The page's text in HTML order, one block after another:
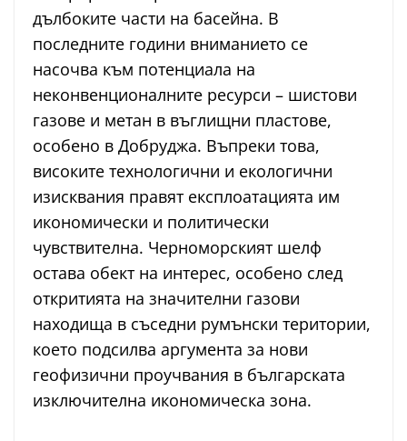
дълбоките части на басейна. В
последните години вниманието се
насочва към потенциала на
неконвенционалните ресурси – шистови
газове и метан в въглищни пластове,
особено в Добруджа. Въпреки това,
високите технологични и екологични
изисквания правят експлоатацията им
икономически и политически
чувствителна. Черноморският шелф
остава обект на интерес, особено след
откритията на значителни газови
находища в съседни румънски територии,
което подсилва аргумента за нови
геофизични проучвания в българската
изключителна икономическа зона.